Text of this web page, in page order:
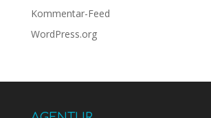
Kommentar-Feed
WordPress.org